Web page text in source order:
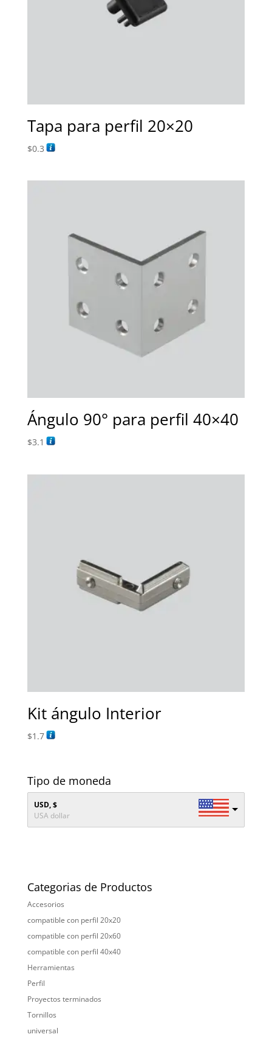
Tapa para perfil 20×20
$0.3
Ángulo 90° para perfil 40×40
$3.1
Kit ángulo Interior
$1.7
Tipo de moneda
USD, $
USA dollar
Categorias de Productos
Accesorios
compatible con perfil 20x20
compatible con perfil 20x60
compatible con perfil 40x40
Herramientas
Perfil
Proyectos terminados
Tornillos
universal